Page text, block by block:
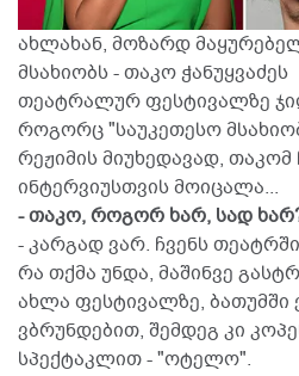
ახლახან, მოზარდ
მსახიობს - თაკო ჭანუყვაძეს
თეატრალურ ფესტივალზე
როგორც "საუკეთესო
რეჟიმის მიუხედავად, თაკომ
ინტერვიუსთვის მოიცალა...
- თაკო, როგორ ხარ, სად
- კარგად ვარ. ჩვენს
რა თქმა უნდა, მაშინვე
ახლა ფესტივალზე,
ვბრუნდებით, შემდეგ კი
სპექტაკლით - "ოტელო".